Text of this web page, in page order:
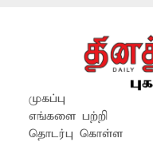
சிரமம்
தவிர்க்க
எடுக்க
முகப்பு
எங்களை பற்றி
தொடர்பு கொள்ள